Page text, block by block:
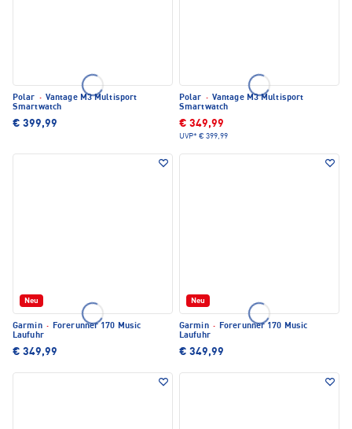
Polar · Vantage M3 Multisport
Smartwatch
€ 399,99
Polar · Vantage M3 Multisport
Smartwatch
€ 349,99
UVP* € 399,99
Neu
Garmin · Forerunner 170 Music
Laufuhr
€ 349,99
Neu
Garmin · Forerunner 170 Music
Laufuhr
€ 349,99